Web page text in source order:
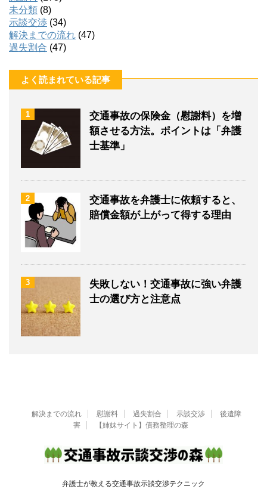
未分類 (8)
示談交渉 (34)
解決までの流れ (47)
過失割合 (47)
よく読まれている記事
1
交通事故の保険金（慰謝料）を増
額させる方法。ポイントは「弁護
士基準」
2
交通事故を弁護士に依頼すると、
賠償金額が上がって得する理由
3
失敗しない！交通事故に強い弁護
士の選び方と注意点
解決までの流れ 慰謝料 過失割合 示談交渉
後遺障
害
【姉妹サイト】債務整理の森
弁護士が教える交通事故示談交渉テクニック